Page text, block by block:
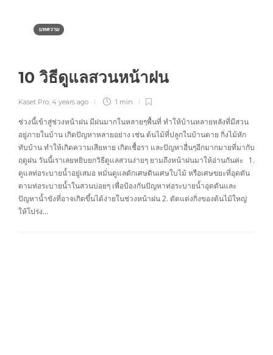
บทความ
10 วิธีดูแลสวนหน้าฝน
Kaset Pro, 4 years ago 1 min
ช่วงนี้เข้าสู่ช่วงหน้าฝน มีฝนมากในหลายๆพื้นที่ ทำให้บ้านหลายหลังที่มีสวน
อยู่ภายในบ้าน เกิดปัญหาหลายอย่าง เช่น ต้นไม้ที่ปลูกในบ้านตาย กิ่งไม้หัก
ทับบ้าน ทำให้เกิดความเสียหาย เกิดเชื้อรา และปัญหาอื่นๆอีกมากมายที่มากับ
ฤดูฝน วันนี้เราเลยหยิบยกวิธีดูแลสวนง่ายๆ ยามถึงหน้าฝนมาให้อ่านกันค่ะ 1.
ดูแลท่อระบายน้ำอยู่เสมอ หมั่นดูแลตักเศษดินเศษใบไม้ หรือเศษขยะที่อุดตัน
ตามท่อระบายน้ำในสวนบ่อยๆ เพื่อป้องกันปัญหาท่อระบายน้ำอุดตันและ
ปัญหาน้ำขังที่อาจเกิดขึ้นได้ง่ายในช่วงหน้าฝน 2. ตัดแต่งกิ่งของต้นไม้ใหญ่
ให้โปร่ง…